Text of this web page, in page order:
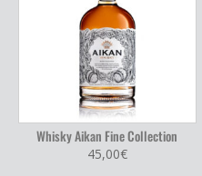
Whisky Aikan Fine Collection
45,00€